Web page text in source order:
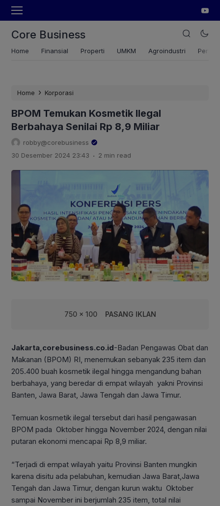
Core Business
Home Finansial Properti UMKM Agroindustri
Home › Korporasi
BPOM Temukan Kosmetik Ilegal
Berbahaya Senilai Rp 8,9 Miliar
robby@corebusiness
30 Desember 2024 23:43 . 2 min read
750 x 100 PASANG IKLAN
Jakarta,corebusiness.co.id-Badan Pengawas Obat dan
Makanan (BPOM) RI, menemukan sebanyak 235 item dan
205.400 buah kosmetik ilegal hingga mengandung bahan
berbahaya, yang beredar di empat wilayah yakni Provinsi
Banten, Jawa Barat, Jawa Tengah dan Jawa Timur.
Temuan kosmetik ilegal tersebut dari hasil pengawasan
BPOM pada Oktober hingga November 2024, dengan nilai
putaran ekonomi mencapai Rp 8,9 miliar.
“Terjadi di empat wilayah yaitu Provinsi Banten mungkin
karena disitu ada pelabuhan, kemudian Jawa Barat,Jawa
Tengah dan Jawa Timur, dengan kurun waktu Oktober
sampai November ini berjumlah 235 item, total nilai